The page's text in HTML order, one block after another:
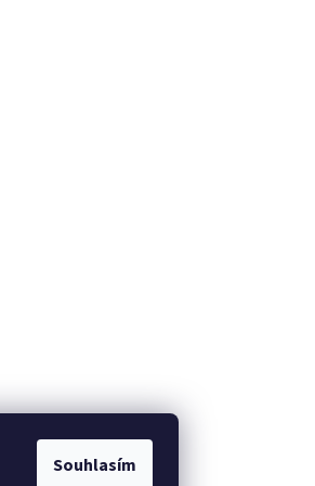
Souhlasím